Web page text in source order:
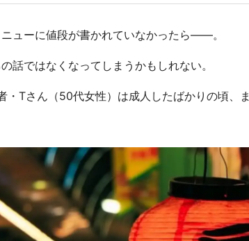
中国 鳥取
四国 徳島
九州 福岡 佐賀
服！？ 県公式プロモ動画で「聖地」
『薬屋のひ
に入り込む
／1～10／
ューに値段が書かれていなかったら――。
話ではなくなってしまうかもしれない。
・Tさん（50代女性）は成人したばかりの頃、